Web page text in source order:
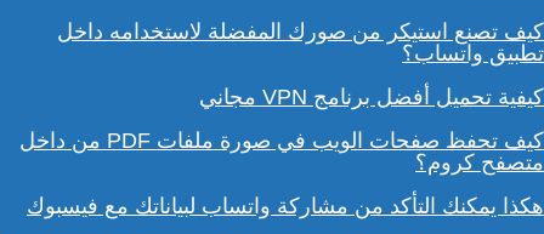
كيف تصنع استيكر من صورك المفضلة لاستخدامه داخل
تطبيق واتساب؟
كيفية تحميل أفضل برنامج VPN مجاني
كيف تحفظ صفحات الويب في صورة ملفات PDF من داخل
متصفح كروم؟
هكذا يمكنك التأكد من مشاركة واتساب لبياناتك مع فيسبوك